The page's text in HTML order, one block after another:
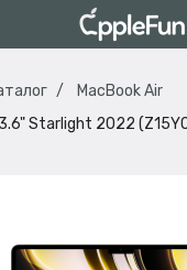
MacBook Air
Starlight 2022